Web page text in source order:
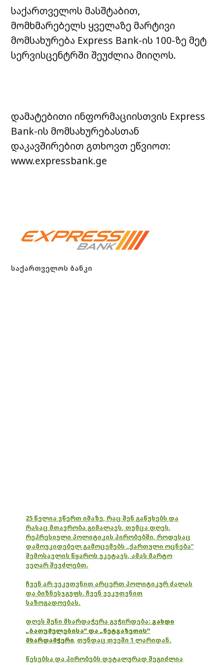
საქართველოს მასშტაბით,
მომხმარებელს ყველაზე მარტივი
მომსახურება Express Bank-ის 100-ზე მეტ
სერვისცენტრში შეუძლია მიიღოს.
დამატებითი ინფორმაციისთვის Express
Bank-ის მომსახურებასთან
დაკავშირებით გთხოვთ ეწვიოთ:
www.expressbank.ge
საქართველოს ბანკი
25 წელია ვწერთ იმაზე, რაც შენ გაწუხებს და
რასაც მთავრობა გიმალავს, თუმცა დღეს,
რეპრესიული პოლიტიკის პირობებში, როდესაც
დამოუკიდებელ გამოცემებს „ქართული ოცნება“
შემოსავლის წყაროს უკეტავს, ამას მარტო
ვეღარ შევძლებთ.
ჩვენ არ ვეკუთვნით არცერთ პოლიტიკურ ძალას
და ბიზნესჯგუფს. ჩვენ ვეკუთვნით
საზოგადოებას.
დღეს შენი მხარდაჭერა გვჭირდება: გახდი
„ბათუმელებისა“ და „ნეტგაზეთის“
მხარდამჭერი, თუნდაც თვეში 1 ლარიდან.
წესებსა და პირობებს დეტალურად შეგიძლია